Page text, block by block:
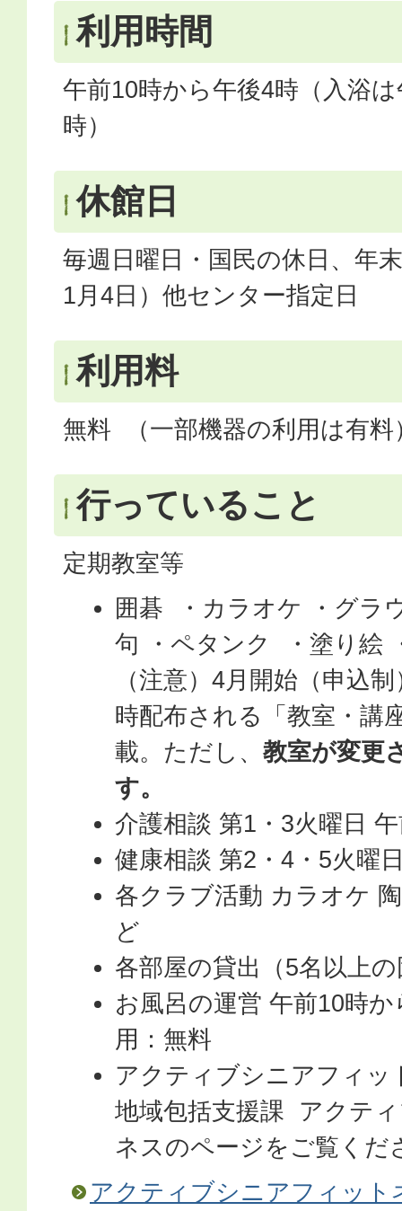
利用時間
午前10時から午後4時（入浴
時）
休館日
毎週日曜日・国民の休日、年
1月4日）他センター指定日
利用料
無料 （一部機器の利用は有料
行っていること
定期教室等
囲碁 ・カラオケ ・グラ
句 ・ペタンク ・塗り絵
（注意）4月開始（申込
時配布される「教室・講
載。ただし、教室が変更
す。
介護相談 第1・3火曜日
健康相談 第2・4・5火曜
各クラブ活動 カラオケ
ど
各部屋の貸出（5名以上
お風呂の運営 午前10時
用：無料
アクティブシニアフィ
地域包括支援課 アクテ
ネスのページをご覧くだ
アクティブシニアフィット